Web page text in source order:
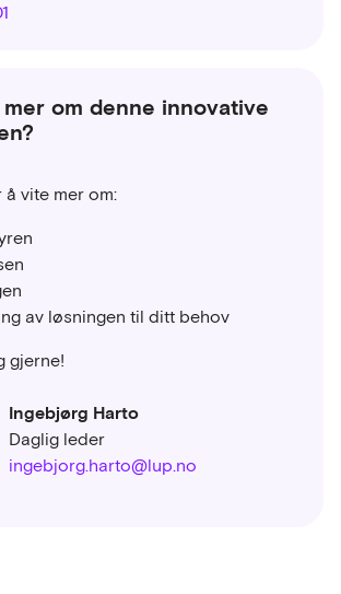
om denne innovative
å vite mer om:
av løsningen til ditt behov
gjerne!
Ingebjørg Harto
Daglig leder
ingebjorg.harto@lup.no